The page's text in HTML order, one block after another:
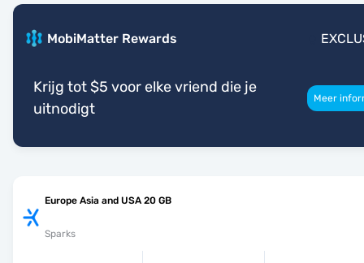
MobiMatter Rewards
Krijg tot $5 voor elke vriend die je
uitnodigt
Meer
Europe Asia and USA 20 GB
Sparks